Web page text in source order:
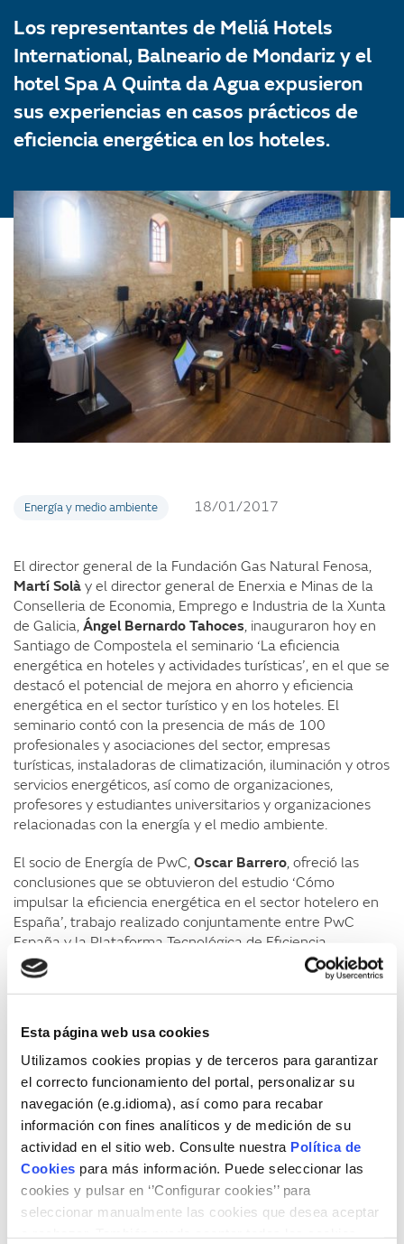
Esta página web usa cookies
Utilizamos cookies propias y de terceros para garantizar
el correcto funcionamiento del portal, personalizar su
navegación (e.g.idioma), así como para recabar
información con fines analíticos y de medición de su
actividad en el sitio web. Consulte nuestra Política de
Cookies para más información. Puede seleccionar las
cookies y pulsar en ‘’Configurar cookies’’ para
seleccionar manualmente las cookies que desea aceptar
Los representantes de Meliá Hotels
International, Balneario de Mondariz y el
hotel Spa A Quinta da Agua expusieron
sus experiencias en casos prácticos de
eficiencia energética en los hoteles.
Energía y medio ambiente 18/01/2017
El director general de la Fundación Gas Natural Fenosa,
Martí Solà y el director general de Enerxia e Minas de la
Conselleria de Economia, Emprego e Industria de la Xunta
de Galicia, Ángel Bernardo Tahoces, inauguraron hoy en
Santiago de Compostela el seminario ‘La eficiencia
energética en hoteles y actividades turísticas’, en el que se
destacó el potencial de mejora en ahorro y eficiencia
energética en el sector turístico y en los hoteles. El
seminario contó con la presencia de más de 100
profesionales y asociaciones del sector, empresas
turísticas, instaladoras de climatización, iluminación y otros
servicios energéticos, así como de organizaciones,
profesores y estudiantes universitarios y organizaciones
relacionadas con la energía y el medio ambiente.
El socio de Energía de PwC, Oscar Barrero, ofreció las
conclusiones que se obtuvieron del estudio ‘Cómo
impulsar la eficiencia energética en el sector hotelero en
España’, trabajo realizado conjuntamente entre PwC
España y la Plataforma Tecnológica de Eficiencia
Energética. Se seleccionó el sector hotelero porque
supone uno de los sectores que mejor están afrontando la
mundo y segundo en ingresos por turismo internacional,
además el turismo representa el 15% del PIB español).
Barrero, explicó que en el estudio se identificaron 20
acciones concretas que se posicionan como las más
eficaces dado su mayor retorno de inversión, mayor
impacto en consumo y sencillez de implantación,
principalmente relacionadas con la concienciación,
iluminación eficiente y sistemas de calor y frío.
El técnico del área de Calidad y Proyectos Europeos de la
Axencia Turismo de Galicia de la Xunta de Galicia,Enrique